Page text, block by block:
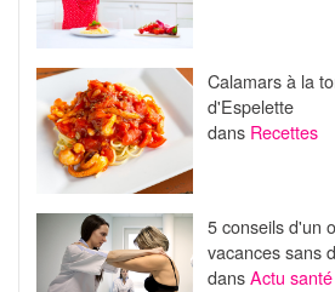
Calamars à la
d'Espelette
dans Recettes
5 conseils d'un
vacances sans
dansActu santé